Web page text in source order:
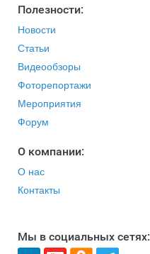
Полезности:
Новости
Статьи
Видеообзоры
Фоторепортажи
Мероприятия
Форум
O компании:
О нас
Контакты
Мы в социальных сетях: